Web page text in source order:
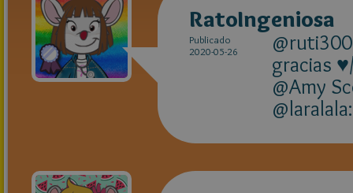
RatoIngeniosa
Publicado
2020-05-26
gracias
@Amy